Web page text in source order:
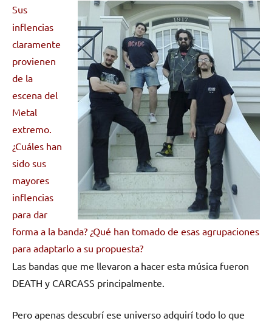
Sus
inflencias
claramente
provienen
de la
escena del
Metal
extremo.
¿Cuáles han
sido sus
mayores
inflencias
para dar
forma a la banda? ¿Qué han tomado de esas agrupaciones
para adaptarlo a su propuesta?
Las bandas que me llevaron a hacer esta música fueron
DEATH y CARCASS principalmente.
Pero apenas descubrí ese universo adquirí todo lo que